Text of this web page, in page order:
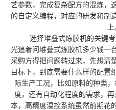
艺参数，完成复杂配方的混炼，
的自定义编程，对应的研发和制
上
选择堆叠式炼胶机的关键
光追着问堆叠式炼胶机多少钱一
采购方得把问题转过来，先想清
目标下，到底需要什么样的配置
际生产工况，比如原料的种类
度，还有自动化程度的需求，
本，高精度温控系统虽然前期花